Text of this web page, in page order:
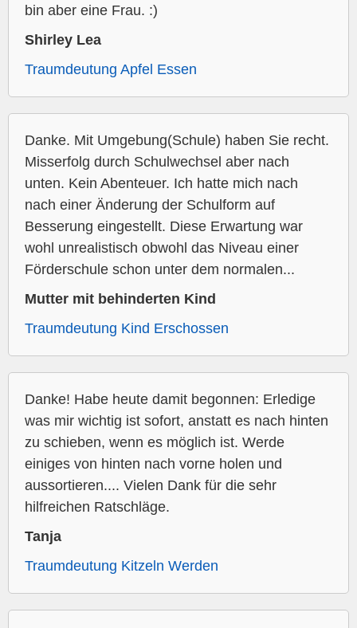
bin aber eine Frau. :)
Shirley Lea
Traumdeutung Apfel Essen
Danke. Mit Umgebung(Schule) haben Sie recht.
Misserfolg durch Schulwechsel aber nach
unten. Kein Abenteuer. Ich hatte mich nach
nach einer Änderung der Schulform auf
Besserung eingestellt. Diese Erwartung war
wohl unrealistisch obwohl das Niveau einer
Förderschule schon unter dem normalen...
Mutter mit behinderten Kind
Traumdeutung Kind Erschossen
Danke! Habe heute damit begonnen: Erledige
was mir wichtig ist sofort, anstatt es nach hinten
zu schieben, wenn es möglich ist. Werde
einiges von hinten nach vorne holen und
aussortieren.... Vielen Dank für die sehr
hilfreichen Ratschläge.
Tanja
Traumdeutung Kitzeln Werden